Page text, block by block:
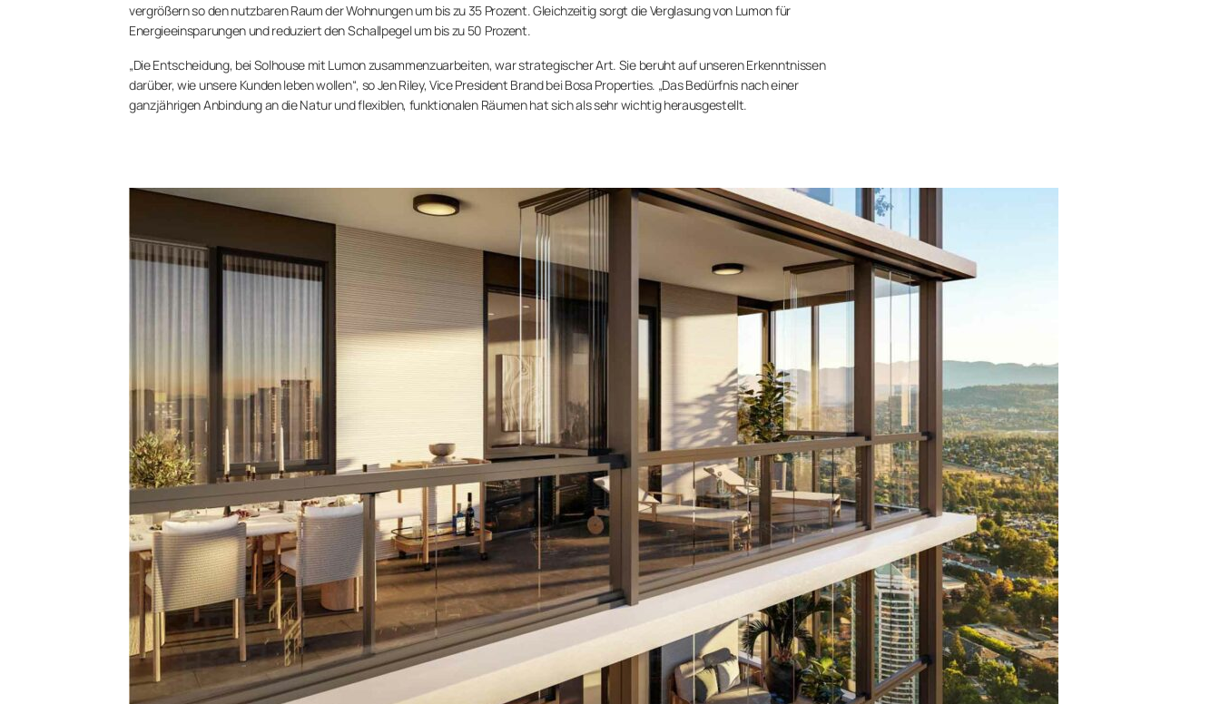
vergrößern so den nutzbaren Raum der Wohnungen um bis zu 35 Prozent. Gleichzeitig sorgt die Verglasung von Lumon für
Energieeinsparungen und reduziert den Schallpegel um bis zu 50 Prozent.
„Die Entscheidung, bei Solhouse mit Lumon zusammenzuarbeiten, war strategischer Art. Sie beruht auf unseren Erkenntnissen
darüber, wie unsere Kunden leben wollen“, so Jen Riley, Vice President Brand bei Bosa Properties. „Das Bedürfnis nach einer
ganzjährigen Anbindung an die Natur und flexiblen, funktionalen Räumen hat sich als sehr wichtig herausgestellt.